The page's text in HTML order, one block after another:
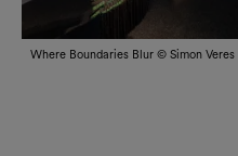
Where Boundaries Blur © Simon Veres